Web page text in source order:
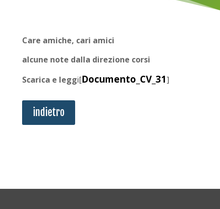
Care amiche, cari amici
alcune note dalla direzione corsi
Scarica e leggi[Documento_CV_31]
indietro